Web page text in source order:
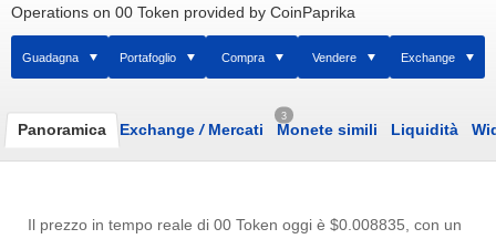
Operations on 00 Token provided by CoinPaprika
Guadagna Portafoglio Compra Vendere Exchange
Panoramica Exchange /Mercati
3
Monete simili Liquidità
Il prezzo in tempo reale di 00 Token oggi è $0.008835 , con un